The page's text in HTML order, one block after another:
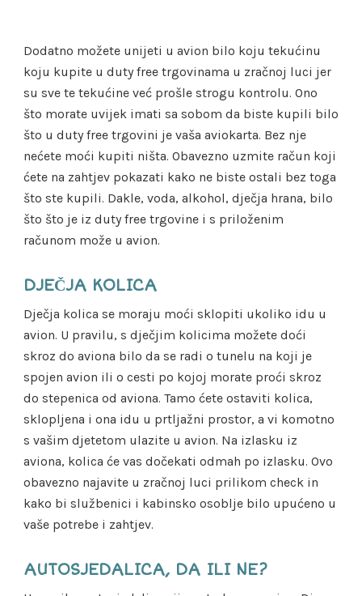
Dodatno možete unijeti u avion bilo koju tekućinu
koju kupite u duty free trgovinama u zračnoj luci jer
su sve te tekućine već prošle strogu kontrolu. Ono
što morate uvijek imati sa sobom da biste kupili bilo
što u duty free trgovini je vaša aviokarta. Bez nje
nećete moći kupiti ništa. Obavezno uzmite račun koji
ćete na zahtjev pokazati kako ne biste ostali bez toga
što ste kupili. Dakle, voda, alkohol, dječja hrana, bilo
što što je iz duty free trgovine i s priloženim
računom može u avion.
DJEČJA KOLICA
Dječja kolica se moraju moći sklopiti ukoliko idu u
avion. U pravilu, s dječjim kolicima možete doći
skroz do aviona bilo da se radi o tunelu na koji je
spojen avion ili o cesti po kojoj morate proći skroz
do stepenica od aviona. Tamo ćete ostaviti kolica,
sklopljena i ona idu u prtljažni prostor, a vi komotno
s vašim djetetom ulazite u avion. Na izlasku iz
aviona, kolica će vas dočekati odmah po izlasku. Ovo
obavezno najavite u zračnoj luci prilikom check in
kako bi službenici i kabinsko osoblje bilo upućeno u
vaše potrebe i zahtjev.
AUTOSJEDALICA, DA ILI NE?